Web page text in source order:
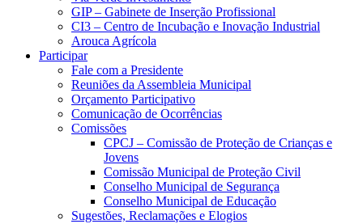
GIP – Gabinete de Inserção Profissional
CI3 – Centro de Incubação e Inovação Industrial
Arouca Agrícola
Participar
Fale com a Presidente
Reuniões da Assembleia Municipal
Orçamento Participativo
Comunicação de Ocorrências
Comissões
CPCJ – Comissão de Proteção de Crianças e
Jovens
Comissão Municipal de Proteção Civil
Conselho Municipal de Segurança
Conselho Municipal de Educação
Sugestões, Reclamações e Elogios